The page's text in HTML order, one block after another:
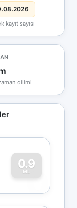
kayıt sayısı
dilimi
0.9
ML
0